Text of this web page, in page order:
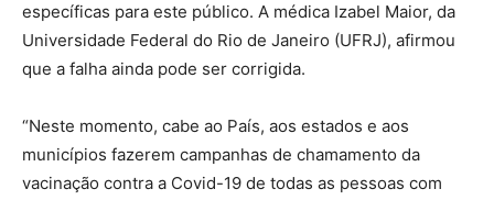
específicas para este público. A médica Izabel Maior, da
Universidade Federal do Rio de Janeiro (UFRJ), afirmou
que a falha ainda pode ser corrigida.
“Neste momento, cabe ao País, aos estados e aos
municípios fazerem campanhas de chamamento da
vacinação contra a Covid-19 de todas as pessoas com